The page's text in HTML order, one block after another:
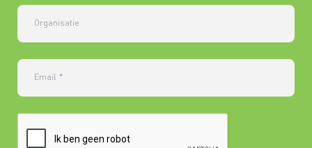
Organisatie
Email *